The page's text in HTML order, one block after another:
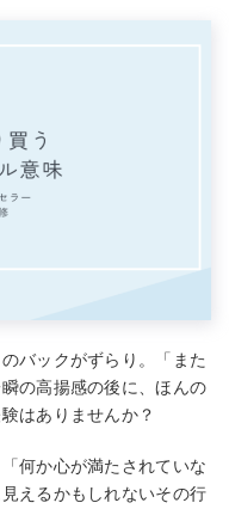
バックがずらり。「また
の高揚感の後に、ほんの
はありませんか？
何か心が満たされていな
えるかもしれないその行